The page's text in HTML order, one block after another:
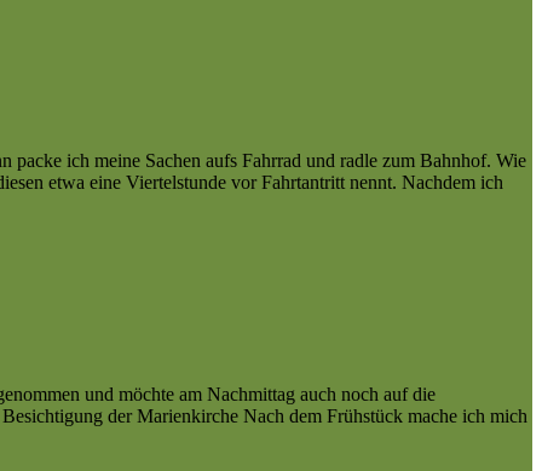
ich meine Sachen aufs Fahrrad und radle zum Bahnhof. Wie
etwa eine Viertelstunde vor Fahrtantritt nennt. Nachdem ich
und möchte am Nachmittag auch noch auf die
der Marienkirche Nach dem Frühstück mache ich mich